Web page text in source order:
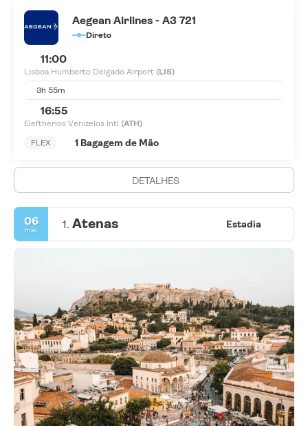
Aegean Airlines - A3 721
Direto
11:00
Lisboa Humberto Delgado Airport (LIS)
3h 55m
16:55
Eleftherios Venizelos Intl (ATH)
FLEX
1 Bagagem de Mão
DETALHES
06
mai. 1. Atenas Estadia